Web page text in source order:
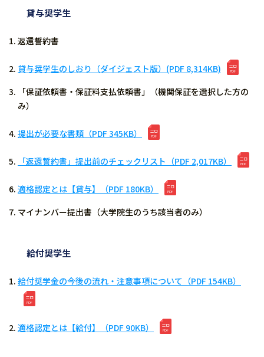
貸与奨学生
返還誓約書
貸与奨学生のしおり（ダイジェスト版）(PDF 8,314KB)
「保証依頼書・保証料支払依頼書」（機関保証を選択した方の
み）
提出が必要な書類（PDF 345KB）
「返還誓約書」提出前のチェックリスト（PDF 2,017KB）
適格認定とは【貸与】（PDF 180KB）
マイナンバー提出書（大学院生のうち該当者のみ）
給付奨学生
給付奨学金の今後の流れ・注意事項について（PDF 154KB）
適格認定とは【給付】（PDF 90KB）